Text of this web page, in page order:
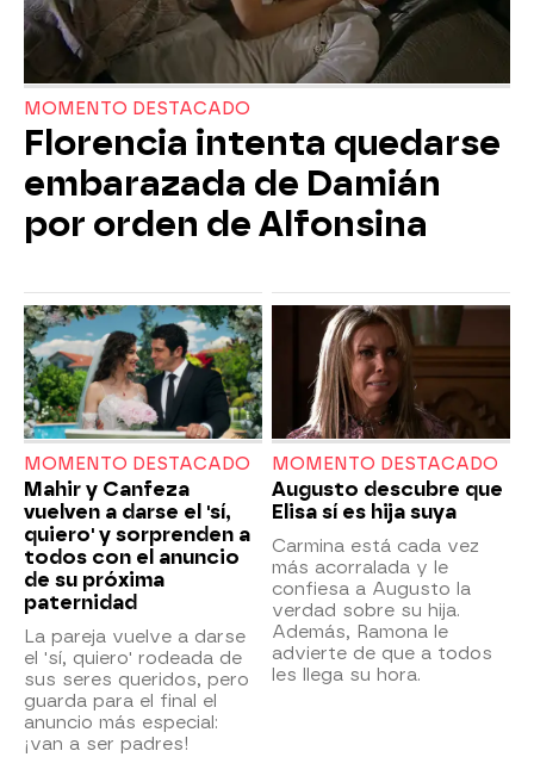
MOMENTO DESTACADO
Florencia intenta quedarse
embarazada de Damián
por orden de Alfonsina
MOMENTO DESTACADO
Mahir y Canfeza
vuelven a darse el 'sí,
quiero' y sorprenden a
todos con el anuncio
de su próxima
paternidad
La pareja vuelve a darse
el 'sí, quiero' rodeada de
sus seres queridos, pero
guarda para el final el
anuncio más especial:
¡van a ser padres!
MOMENTO DESTACADO
Augusto descubre que
Elisa sí es hija suya
Carmina está cada vez
más acorralada y le
confiesa a Augusto la
verdad sobre su hija.
Además, Ramona le
advierte de que a todos
les llega su hora.